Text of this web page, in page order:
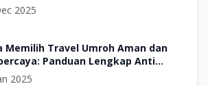
2025
Memilih Travel Umroh Aman dan
Panduan Lengkap Anti
2025